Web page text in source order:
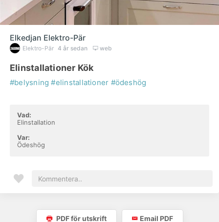
Elkedjan Elektro-Pär
Elektro-Pär 4 år sedan web
Elinstallationer Kök
#belysning #elinstallationer #ödeshög
Vad:
Elinstallation
Var:
Ödeshög
PDF för utskrift Email PDF